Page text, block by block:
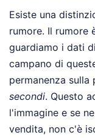
Esiste una
rumore. Il rumore
guardiamo i dati
campano di
permanenza sulla
secondi. Questo
l'immagine e se
vendita, non c'è